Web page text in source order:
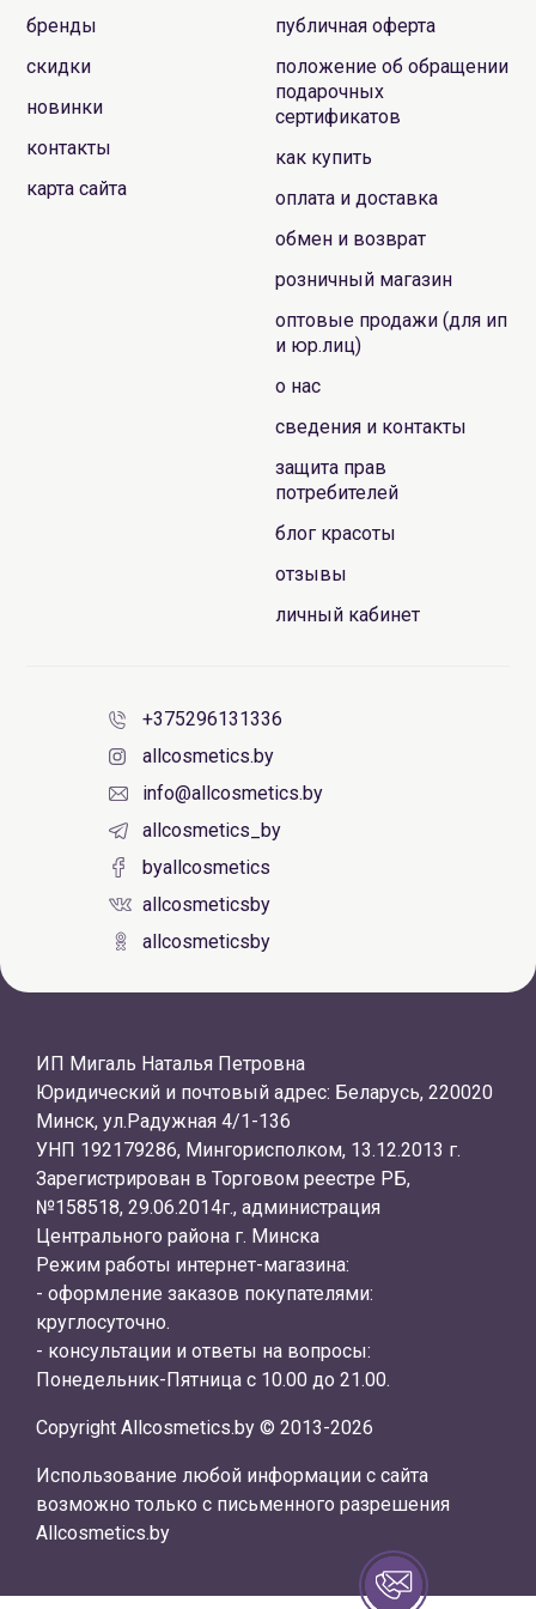
DAENG GI MEO RI Vitalizing Шампунь для волос,
Тенги Мори Виталайзинг | 10мл | Vitalizing
Shampoo (пробник)
WELCOS Confume ARGAN Аргановое масло |
Confume ARGAN Treatment Oil (пробник)
the SAEM CELL RENEW BIO Пилинг-скатка для
кожи лица | CELL RENEW BIO Micro Peel Soft Gel
the SAEM Urban Eco Harakeke Сыворотка
ампульная, увлажняющая | Urban Eco Harakeke
Декабрь 2020 No.10 *ограниченное
бренды
скидки
новинки
контакты
карта сайта
публичная оферта
положение об обращении
подарочных
сертификатов
как купить
оплата и доставка
обмен и возврат
розничный магазин
оптовые продажи (для ип
и юр.лиц)
о нас
сведения и контакты
защита прав
потребителей
блог красоты
отзывы
личный кабинет
+375296131336
allcosmetics.by
info@allcosmetics.by
allcosmetics_by
byallcosmetics
allcosmeticsby
allcosmeticsby
ИП Мигаль Наталья Петровна
Юридический и почтовый адрес: Беларусь, 220020
Минск, ул.Радужная 4/1-136
УНП 192179286, Мингорисполком, 13.12.2013 г.
Зарегистрирован в Торговом реестре РБ,
№158518, 29.06.2014г., администрация
Центрального района г. Минска
Режим работы интернет-магазина:
- оформление заказов покупателями:
круглосуточно.
- консультации и ответы на вопросы:
Понедельник-Пятница с 10.00 до 21.00.
Copyright Allcosmetics.by © 2013-2026
Использование любой информации с сайта
возможно только с письменного разрешения
Allcosmetics.by